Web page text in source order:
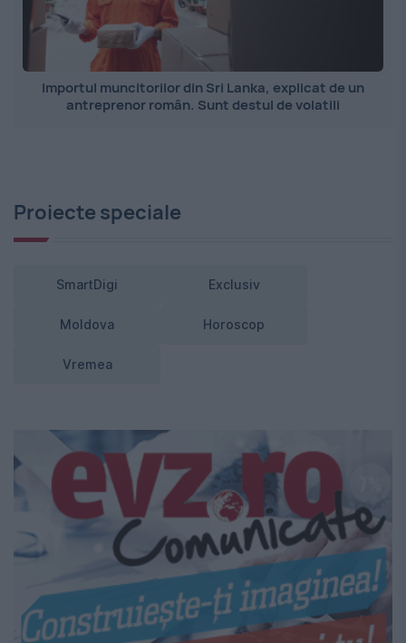
Importul muncitorilor din Sri Lanka, explicat de un
antreprenor român. Sunt destul de volatili
Proiecte speciale
SmartDigi Exclusiv
Moldova Horoscop
Vremea